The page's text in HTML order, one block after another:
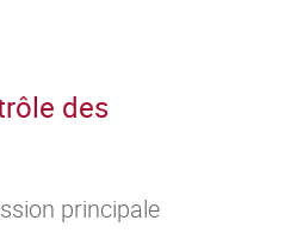
des
principale